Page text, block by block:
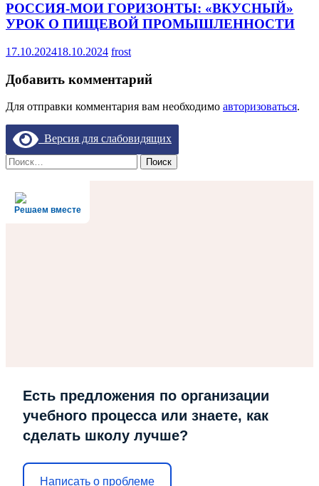
РОССИЯ-МОИ ГОРИЗОНТЫ: «ВКУСНЫЙ»
УРОК О ПИЩЕВОЙ ПРОМЫШЛЕННОСТИ
17.10.202418.10.2024 frost
Добавить комментарий
Для отправки комментария вам необходимо авторизоваться.
Версия для слабовидящих
Найти:
Решаем вместе
Есть предложения по организации
учебного процесса или знаете, как
сделать школу лучше?
Написать о проблеме